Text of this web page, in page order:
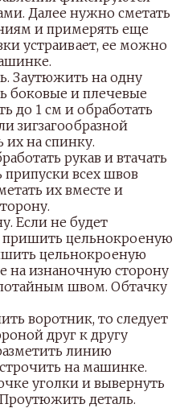
Далее нужно сметать
и примерять еще
устраивает, ее можно
Заутюжить на одну
боковые и плечевые
до 1 см и обработать
зигзагообразной
на спинку.
рукав и втачать
припуски всех швов
их вместе и
Если не будет
цельнокроеную
цельнокроеную
на изнаночную сторону
швом. Обтачку
воротник, то следует
друг к другу
линию
на машинке.
уголки и вывернуть
деталь.